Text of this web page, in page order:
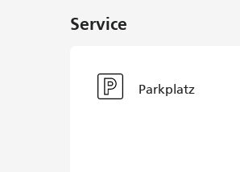
Service
Parkplatz